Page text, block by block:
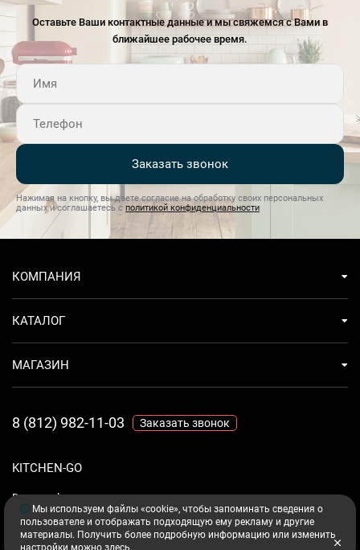
Оставьте Ваши контактные данные и мы свяжемся с Вами в
ближайшее рабочее время.
Заказать звонок
Нажимая на кнопку, вы даете согласие на обработку своих персональных
данных и соглашаетесь с политикой конфиденциальности
KITCHEN-GO
Ваш комфорт - дело техники.
КОМПАНИЯ
КАТАЛОГ
МАГАЗИН
8 (812) 982-11-03 Заказать звонок
Мы используем файлы «cookie», чтобы запоминать сведения о
пользователе и отображать подходящую ему рекламу и другие
материалы. Получить более подробную информацию или изменить
настройки можно здесь.